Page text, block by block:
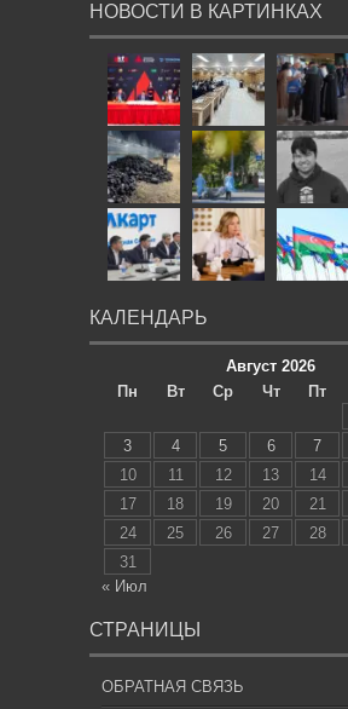
НОВОСТИ В КАРТИНКАХ
КАЛЕНДАРЬ
Август 2026
Пн
Вт Ср Чт Пт
3
4 5 6 7
10
11 12 13 14
17
18 19 20 21
24
25 26 27 28
31
« Июл
СТРАНИЦЫ
ОБРАТНАЯ СВЯЗЬ